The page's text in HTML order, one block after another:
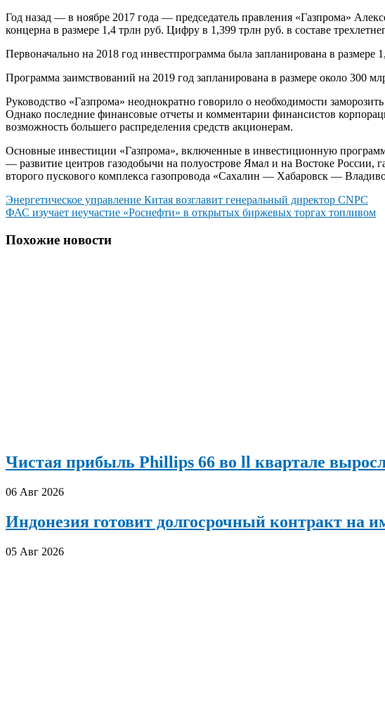
Год назад — в ноябре 2017 года — председатель правления «Газпрома»
концерна в размере 1,4 трлн руб. Цифру в 1,399 трлн руб. в составе
Первоначально на 2018 год инвестпрограмма была запланирована в
Программа заимствований на 2019 год запланирована в размере около 300
Руководство «Газпрома» неоднократно говорило о необходимости
Однако последние финансовые отчеты и комментарии финансистов
возможность большего распределения средств акционерам.
Основные инвестиции «Газпрома», включенные в инвестиционную
— развитие центров газодобычи на полуострове Ямал и на Востоке России,
второго пускового комплекса газопровода «Сахалин — Хабаровск —
Навигация
по
записям
Энергетическое управление Китая возглавит генеральный директор CNPC
ФАС изучает неучастие «Роснефти» в открытых биржевых торгах топливом
Похожие новости
Чистая прибыль Phillips 66 во ll квартале
06 Авг 2026
Индонезия готовит долгосрочный контракт на
05 Авг 2026